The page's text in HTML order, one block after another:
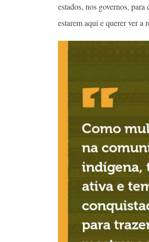
estados, nos governos,
estarem aqui e querer ver